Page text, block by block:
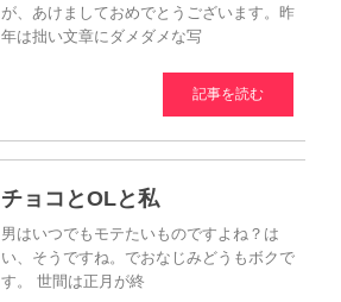
が、あけましておめでとうございます。昨
年は拙い文章にダメダメな写
記事を読む
チョコとOLと私
男はいつでもモテたいものですよね？は
い、そうですね。でおなじみどうもボクで
す。 世間は正月が終